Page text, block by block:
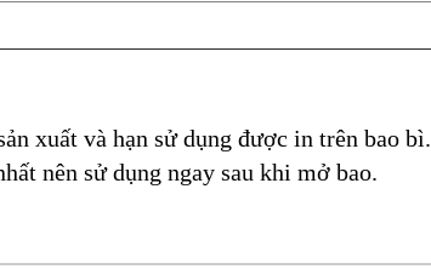
xuất và hạn sử dụng được in trên bao bì.
nên sử dụng ngay sau khi mở bao.